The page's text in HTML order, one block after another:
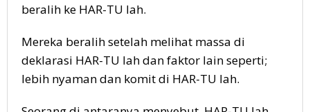
beralih ke HAR-TU lah.
Mereka beralih setelah melihat massa di
deklarasi HAR-TU lah dan faktor lain seperti;
lebih nyaman dan komit di HAR-TU lah.